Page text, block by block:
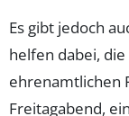
Es gibt jedoch
helfen dabei,
ehrenamtlichen
Freitagabend,